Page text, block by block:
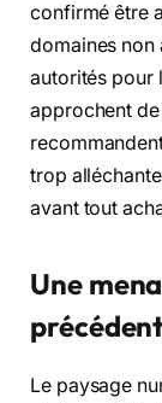
confirmé être
domaines non
autorités pour
approchent
trop
avant tout
Une
Le paysage